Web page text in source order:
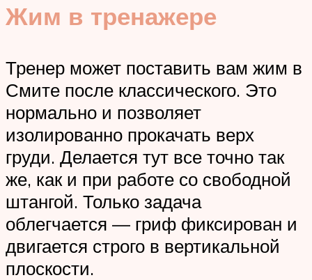
Жим в тренажере
Тренер может поставить вам жим в
Смите после классического. Это
нормально и позволяет
изолированно прокачать верх
груди. Делается тут все точно так
же, как и при работе со свободной
штангой. Только задача
облегчается — гриф фиксирован и
двигается строго в вертикальной
плоскости.